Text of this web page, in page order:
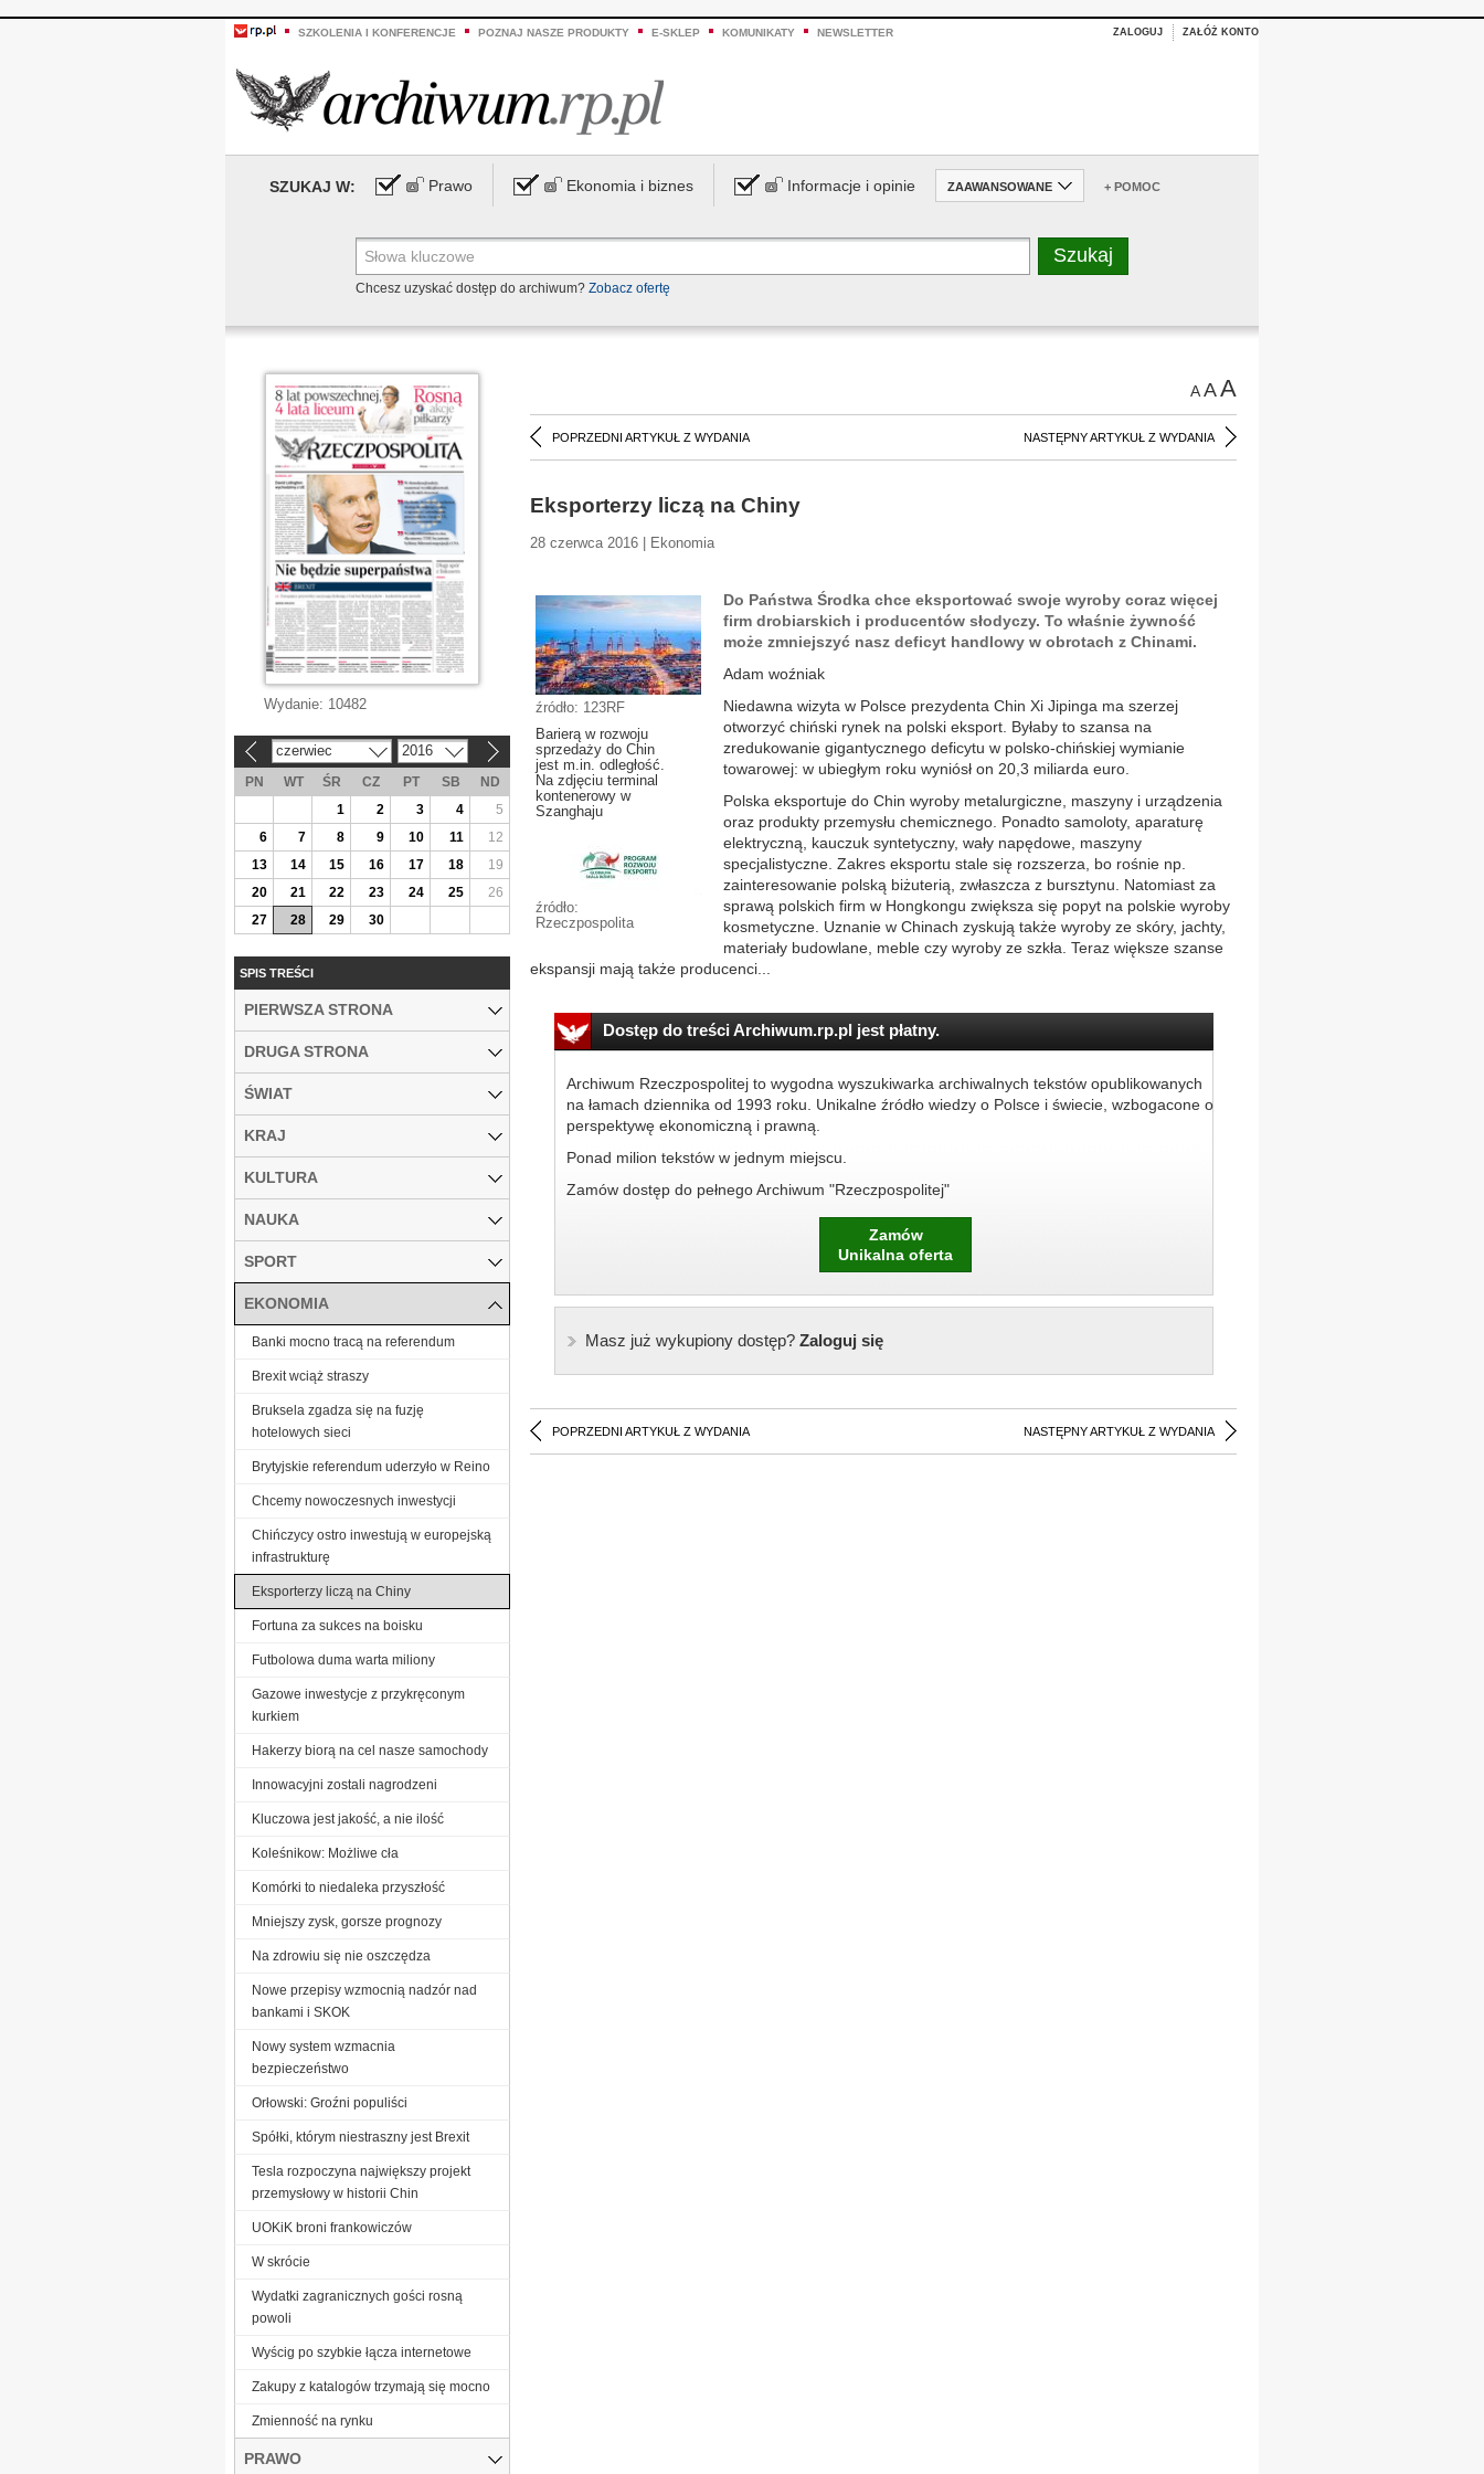
SZKOLENIA I KONFERENCJE POZNAJ NASZE PRODUKTY E-SKLEP KOMUNIKATY NEWSLETTER ZALOGUJ ZAŁÓŻ KONTO
SZUKAJ W: Prawo Ekonomia i biznes Informacje i opinie ZAAWANSOWANE + POMOC
Chcesz uzyskać dostęp do archiwum? Zobacz ofertę
AAA
POPRZEDNI ARTYKUŁ Z WYDANIA NASTĘPNY ARTYKUŁ Z WYDANIA
Eksporterzy liczą na Chiny
28 czerwca 2016 | Ekonomia
źródło: 123RF
Barierą w rozwoju
sprzedaży do Chin
jest m.in. odległość.
Na zdjęciu terminal
kontenerowy w
Szanghaju
źródło:
Rzeczpospolita
Do Państwa Środka chce eksportować swoje wyroby coraz więcej
firm drobiarskich i producentów słodyczy. To właśnie żywność
może zmniejszyć nasz deficyt handlowy w obrotach z Chinami.
Adam woźniak
Niedawna wizyta w Polsce prezydenta Chin Xi Jipinga ma szerzej
otworzyć chiński rynek na polski eksport. Byłaby to szansa na
zredukowanie gigantycznego deficytu w polsko-chińskiej wymianie
towarowej: w ubiegłym roku wyniósł on 20,3 miliarda euro.
Polska eksportuje do Chin wyroby metalurgiczne, maszyny i urządzenia
oraz produkty przemysłu chemicznego. Ponadto samoloty, aparaturę
elektryczną, kauczuk syntetyczny, wały napędowe, maszyny
specjalistyczne. Zakres eksportu stale się rozszerza, bo rośnie np.
zainteresowanie polską biżuterią, zwłaszcza z bursztynu. Natomiast za
sprawą polskich firm w Hongkongu zwiększa się popyt na polskie wyroby
kosmetyczne. Uznanie w Chinach zyskują także wyroby ze skóry, jachty,
materiały budowlane, meble czy wyroby ze szkła. Teraz większe szanse
ekspansji mają także producenci...
Dostęp do treści Archiwum.rp.pl jest płatny.
Archiwum Rzeczpospolitej to wygodna wyszukiwarka archiwalnych tekstów opublikowanych
na łamach dziennika od 1993 roku. Unikalne źródło wiedzy o Polsce i świecie, wzbogacone o
perspektywę ekonomiczną i prawną.
Ponad milion tekstów w jednym miejscu.
Zamów dostęp do pełnego Archiwum "Rzeczpospolitej"
Zamów
Unikalna oferta
Masz już wykupiony dostęp?Zaloguj się
POPRZEDNI ARTYKUŁ Z WYDANIA NASTĘPNY ARTYKUŁ Z WYDANIA
Wydanie: 10482
czerwiec 2016
PN WT ŚR CZ PT SB
ND
1
2 3 4
5
6
7 8 9 10 11
12
13
14 15 16 17 18
19
20
21 22 23 24 25
26
27
28 29 30
SPIS TREŚCI
PIERWSZA STRONA
DRUGA STRONA
ŚWIAT
KRAJ
KULTURA
NAUKA
SPORT
EKONOMIA
Banki mocno tracą na referendum
Brexit wciąż straszy
Bruksela zgadza się na fuzję
hotelowych sieci
Brytyjskie referendum uderzyło w Reino
Chcemy nowoczesnych inwestycji
Chińczycy ostro inwestują w europejską
infrastrukturę
Eksporterzy liczą na Chiny
Fortuna za sukces na boisku
Futbolowa duma warta miliony
Gazowe inwestycje z przykręconym
kurkiem
Hakerzy biorą na cel nasze samochody
Innowacyjni zostali nagrodzeni
Kluczowa jest jakość, a nie ilość
Koleśnikow: Możliwe cła
Komórki to niedaleka przyszłość
Mniejszy zysk, gorsze prognozy
Na zdrowiu się nie oszczędza
Nowe przepisy wzmocnią nadzór nad
bankami i SKOK
Nowy system wzmacnia
bezpieczeństwo
Orłowski: Groźni populiści
Spółki, którym niestraszny jest Brexit
Tesla rozpoczyna największy projekt
przemysłowy w historii Chin
UOKiK broni frankowiczów
W skrócie
Wydatki zagranicznych gości rosną
powoli
Wyścig po szybkie łącza internetowe
Zakupy z katalogów trzymają się mocno
Zmienność na rynku
PRAWO